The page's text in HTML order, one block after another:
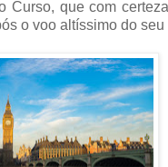
Curso, que com
o voo altíssimo do